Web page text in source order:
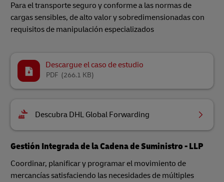
Para el transporte seguro y conforme a las normas de
cargas sensibles, de alto valor y sobredimensionadas con
requisitos de manipulación especializados
Descargue el caso de estudio
(266.1 KB)
PDF
Descubra DHL Global Forwarding
Gestión Integrada de la Cadena de Suministro - LLP
Coordinar, planificar y programar el movimiento de
mercancías satisfaciendo las necesidades de múltiples